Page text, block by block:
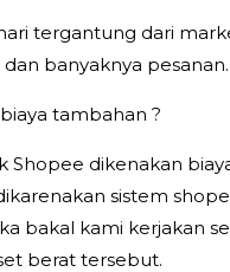
tergantung dari
banyaknya pesanan.
tambahan ?
Shopee dikenakan
sistem
bakal kami kerjakan
berat tersebut.